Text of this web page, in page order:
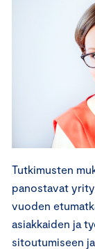
Tutkimusten
panostavat
vuoden
asiakkaiden ja
sitoutumiseen